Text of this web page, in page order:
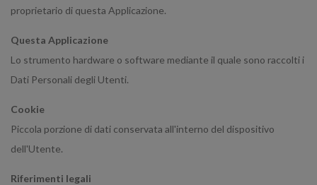
proprietario di questa Applicazione.
Questa Applicazione
Lo strumento hardware o software mediante il quale sono raccolti i
Dati Personali degli Utenti.
Cookie
Piccola porzione di dati conservata all'interno del dispositivo
dell'Utente.
Riferimenti legali